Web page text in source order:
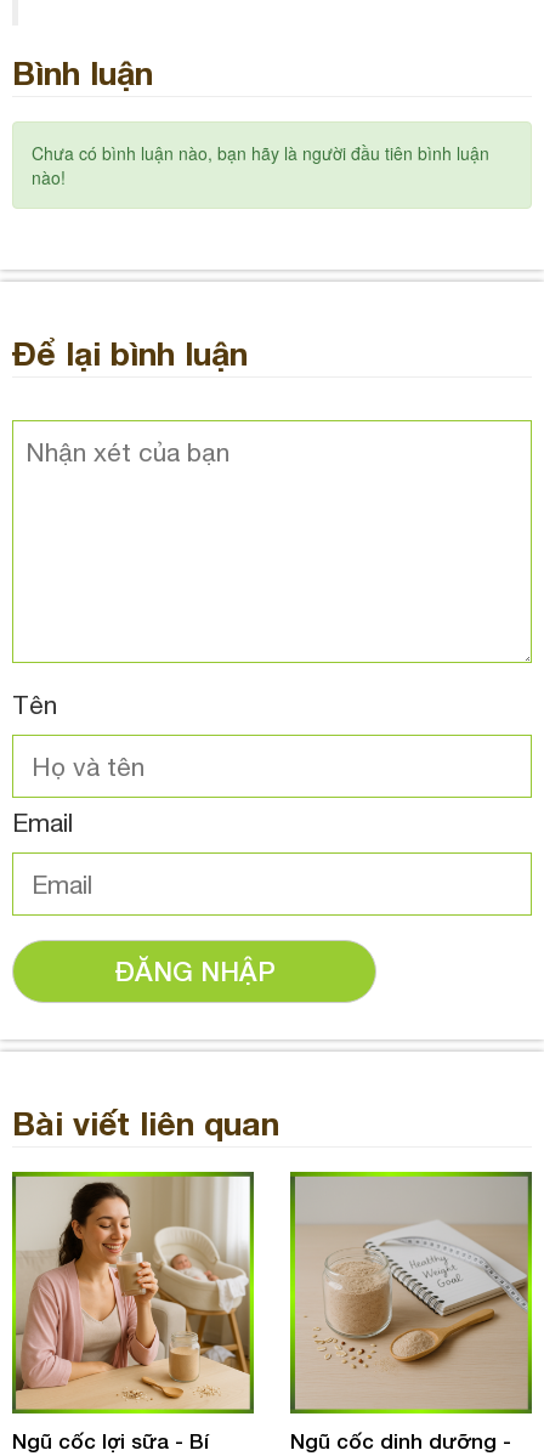
Bình luận
Chưa có bình luận nào, bạn hãy là người đầu tiên bình luận
nào!
Để lại bình luận
Tên
Email
ĐĂNG NHẬP
Bài viết liên quan
Ngũ cốc lợi sữa - Bí
Ngũ cốc dinh dưỡng -